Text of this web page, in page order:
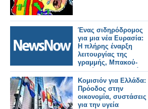
Ένας σιδηρόδρομος
για μια νέα Ευρασία:
Η πλήρης έναρξη
λειτουργίας της
γραμμής, Μπακού-
Τιφλίδα-Καρς, αλλάζει
τα δεδομένα.
Κομισιόν για Ελλάδα:
Πρόοδος στην
οικονομία, συστάσεις
για την υγεία